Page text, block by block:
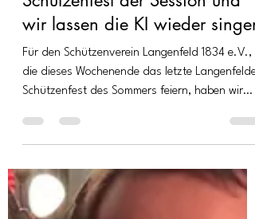
Letztes Langenfelder
Schützenfest der Session und
wir lassen die KI wieder singen
Für den Schützenverein Langenfeld 1834 e.V.,
Schützenfest des Sommers feiern, haben wir
die...